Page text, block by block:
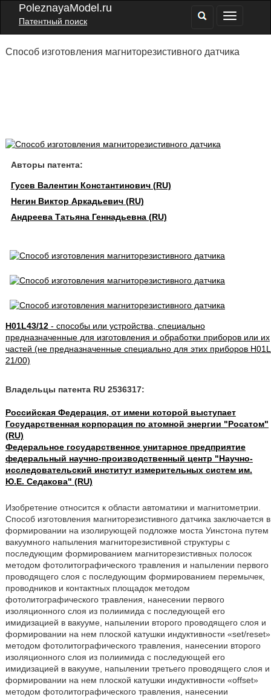
PoleznayaModel.ru
Патентный поиск
Способ изготовления магниторезистивного датчика
Авторы патента:
Гусев Валентин Константинович (RU)
Негин Виктор Аркадьевич (RU)
Андреева Татьяна Геннадьевна (RU)
H01L43/12- способы или устройства, специально
предназначенные для изготовления и обработки приборов или их
частей (не предназначенные специально для этих приборов H01L
21/00)
Владельцы патента RU 2536317:
Российская Федерация, от имени которой выступает
Государственная корпорация по атомной энергии "Росатом"
(RU)
Федеральное государственное унитарное предприятие
федеральный научно-производственный центр "Научно-
исследовательский институт измерительных систем им.
Ю.Е. Седакова" (RU)
Изобретение относится к области автоматики и магнитометрии.
Способ изготовления магниторезистивного датчика заключается в
формировании на изолирующей подложке моста Уинстона путем
вакуумного напыления магниторезистивной структуры с
последующим формированием магниторезистивных полосок
методом фотолитографического травления и напылении первого
проводящего слоя с последующим формированием перемычек,
проводников и контактных площадок методом
фотолитографического травления, нанесении первого
изоляционного слоя из полиимида с последующей его
имидизацией в вакууме, напылении второго проводящего слоя и
формировании на нем плоской катушки индуктивности «set/reset»
методом фотолитографического травления, нанесении второго
изоляционного слоя из полиимида с последующей его
имидизацией в вакууме, напылении третьего проводящего слоя и
формировании на нем плоской катушки индуктивности «offset»
методом фотолитографического травления, нанесении